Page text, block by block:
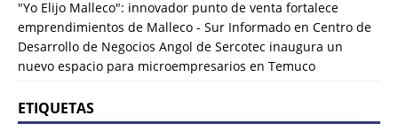
"Yo Elijo Malleco": innovador punto de venta fortalece
emprendimientos de Malleco - Sur Informado en Centro de
Desarrollo de Negocios Angol de Sercotec inaugura un
nuevo espacio para microempresarios en Temuco
ETIQUETAS